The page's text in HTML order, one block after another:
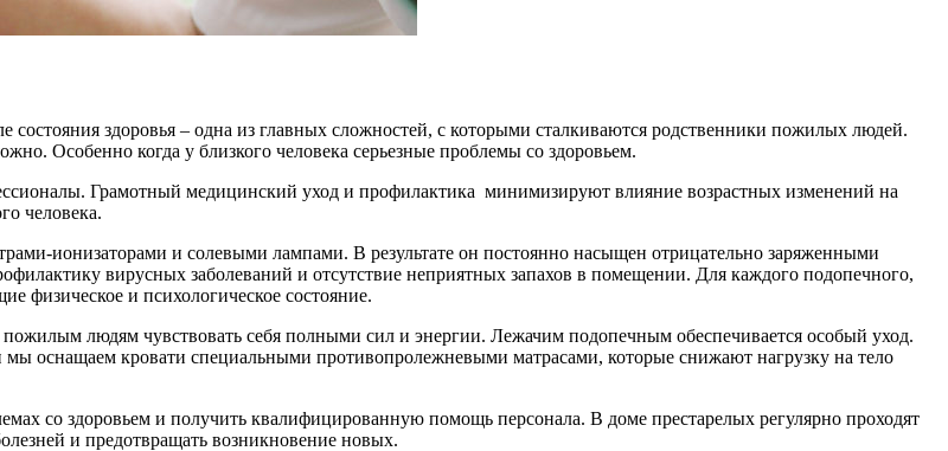
здоровья – одна из главных сложностей, с которыми сталкиваются родственники пожилых людей.
Особенно когда у близкого человека серьезные проблемы со здоровьем.
Грамотный медицинский уход и профилактика минимизируют влияние возрастных изменений на
человека.
ионизаторами и солевыми лампами. В результате он постоянно насыщен отрицательно заряженными
вирусных заболеваний и отсутствие неприятных запахов в помещении. Для каждого подопечного,
физическое и психологическое состояние.
людям чувствовать себя полными сил и энергии. Лежачим подопечным обеспечивается особый уход.
оснащаем кровати специальными противопролежневыми матрасами, которые снижают нагрузку на тело
со здоровьем и получить квалифицированную помощь персонала. В доме престарелых регулярно проходят
и предотвращать возникновение новых.